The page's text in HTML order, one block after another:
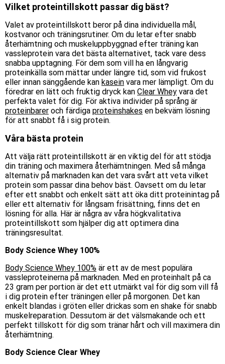
Vilket proteintillskott passar dig bäst?
Valet av proteintillskott beror på dina individuella mål,
kostvanor och träningsrutiner. Om du letar efter snabb
återhämtning och muskeluppbyggnad efter träning kan
vassleprotein vara det bästa alternativet, tack vare dess
snabba upptagning. För dem som vill ha en långvarig
proteinkälla som mättar under längre tid, som vid frukost
eller innan sänggående kan kasein vara mer lämpligt. Om du
föredrar en lätt och fruktig dryck kan Clear Whey vara det
perfekta valet för dig. För aktiva individer på språng är
proteinbarer och färdiga proteinshakes en bekväm lösning
för att snabbt få i sig protein.
Våra bästa protein
Att välja rätt proteintillskott är en viktig del för att stödja
din träning och maximera återhämtningen. Med så många
alternativ på marknaden kan det vara svårt att veta vilket
protein som passar dina behov bäst. Oavsett om du letar
efter ett snabbt och enkelt sätt att öka ditt proteinintag på
eller ett alternativ för långsam frisättning, finns det en
lösning för alla. Här är några av våra högkvalitativa
proteintillskott som hjälper dig att optimera dina
träningsresultat.
Body Science Whey 100%
Body Science Whey 100% är ett av de mest populära
vassleproteinerna på marknaden. Med en proteinhalt på ca
23 gram per portion är det ett utmärkt val för dig som vill få
i dig protein efter träningen eller på morgonen. Det kan
enkelt blandas i gröten eller drickas som en shake för snabb
muskelreparation. Dessutom är det välsmakande och ett
perfekt tillskott för dig som tränar hårt och vill maximera din
återhämtning.
Body Science Clear Whey